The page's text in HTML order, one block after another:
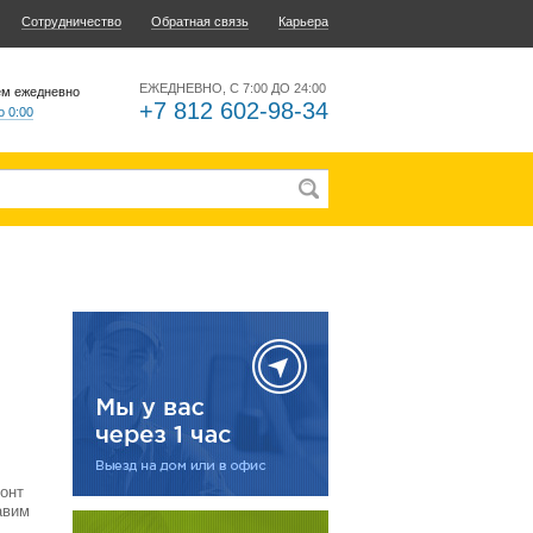
Сотрудничество Обратная связь Карьера
ЕЖЕДНЕВНО, С 7:00 ДО 24:00
+7 812 602-98-34
ежедневно
0:00